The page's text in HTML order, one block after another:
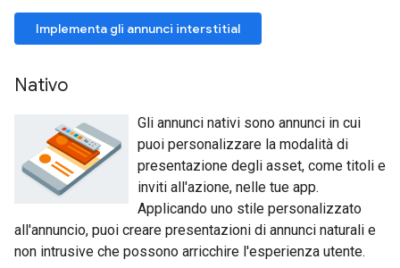
Implementa gli annunci interstitial
Nativo
Gli annunci nativi sono annunci in cui
puoi personalizzare la modalità di
presentazione degli asset, come titoli e
inviti all'azione, nelle tue app.
Applicando uno stile personalizzato
all'annuncio, puoi creare presentazioni di annunci naturali e
non intrusive che possono arricchire l'esperienza utente.